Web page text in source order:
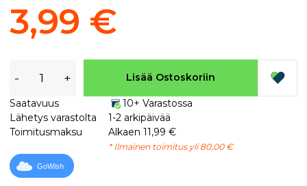
3,99 €
- + Lisää Ostoskoriin
Saatavuus
10+ Varastossa
Lähetys varastolta
1-2 arkipäivää
Toimitusmaksu
Alkaen 11,99 €
* Ilmainen toimitus yli 80,00 €
GoWish